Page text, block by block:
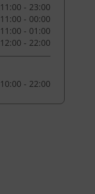
11:00 - 23:00
11:00 - 00:00
11:00 - 01:00
12:00 - 22:00
10:00 - 22:00